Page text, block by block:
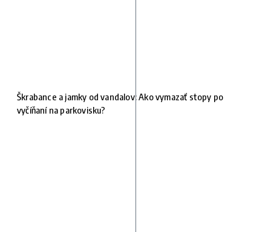
Škrabance a jamky od vandalov: Ako vymazať stopy po
vyčíňaní na parkovisku?